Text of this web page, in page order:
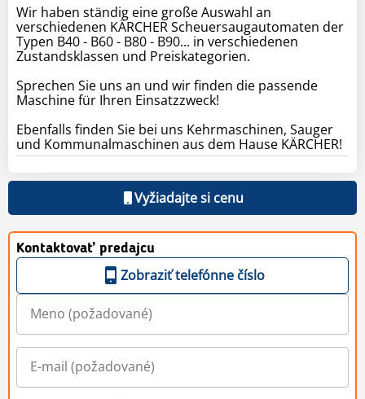
Wir haben ständig eine große Auswahl an
verschiedenen KÄRCHER Scheuersaugautomaten der
Typen B40 - B60 - B80 - B90... in verschiedenen
Zustandsklassen und Preiskategorien.
Sprechen Sie uns an und wir finden die passende
Maschine für Ihren Einsatzzweck!
Ebenfalls finden Sie bei uns Kehrmaschinen, Sauger
und Kommunalmaschinen aus dem Hause KÄRCHER!
Vyžiadajte si cenu
Kontaktovať predajcu
Zobraziť telefónne číslo